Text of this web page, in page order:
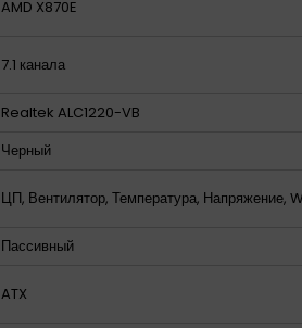
AMD X870E
7.1 канала
Realtek ALC1220-VB
Черный
ЦП, Вентилятор, Температура,
Пассивный
ATX